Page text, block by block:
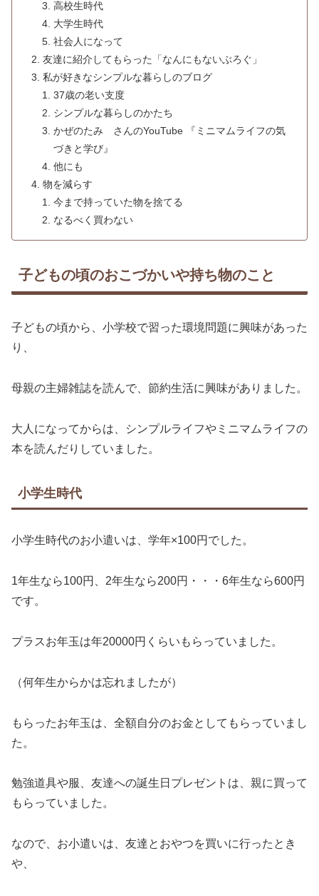
高校生時代
大学生時代
社会人になって
友達に紹介してもらった「なんにもないぶろぐ」
私が好きなシンプルな暮らしのブログ
37歳の老い支度
シンプルな暮らしのかたち
かぜのたみ さんのYouTube 『ミニマムライフの気
づきと学び』
他にも
物を減らす
今まで持っていた物を捨てる
なるべく買わない
子どもの頃のおこづかいや持ち物のこと
子どもの頃から、小学校で習った環境問題に興味があった
り、
母親の主婦雑誌を読んで、節約生活に興味がありました。
大人になってからは、シンプルライフやミニマムライフの
本を読んだりしていました。
小学生時代
小学生時代のお小遣いは、学年×100円でした。
1年生なら100円、2年生なら200円・・・6年生なら600円
です。
プラスお年玉は年20000円くらいもらっていました。
（何年生からかは忘れましたが）
もらったお年玉は、全額自分のお金としてもらっていまし
た。
勉強道具や服、友達への誕生日プレゼントは、親に買って
もらっていました。
なので、お小遣いは、友達とおやつを買いに行ったとき
や、